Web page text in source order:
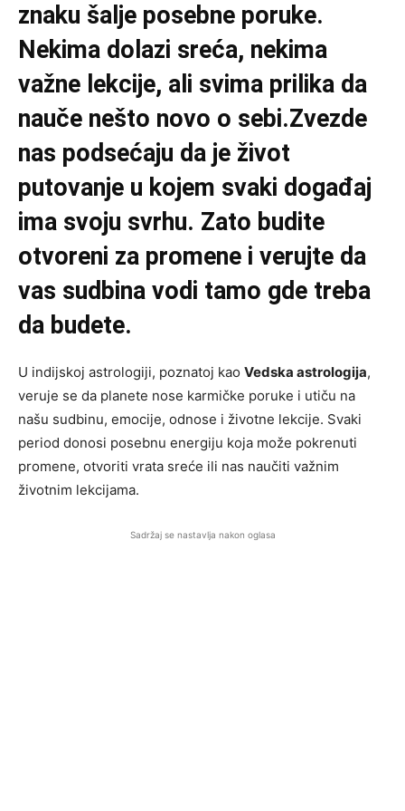
znaku šalje posebne poruke.
Nekima dolazi sreća, nekima
važne lekcije, ali svima prilika da
nauče nešto novo o sebi.Zvezde
nas podsećaju da je život
putovanje u kojem svaki događaj
ima svoju svrhu. Zato budite
otvoreni za promene i verujte da
vas sudbina vodi tamo gde treba
da budete.
U indijskoj astrologiji, poznatoj kao Vedska astrologija,
veruje se da planete nose karmičke poruke i utiču na
našu sudbinu, emocije, odnose i životne lekcije. Svaki
period donosi posebnu energiju koja može pokrenuti
promene, otvoriti vrata sreće ili nas naučiti važnim
životnim lekcijama.
Sadržaj se nastavlja nakon oglasa